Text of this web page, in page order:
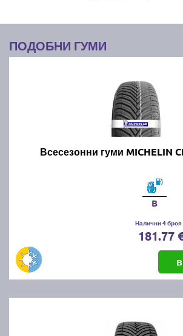
ПОДОБНИ ГУМИ
Всесезонни гуми MICHELIN
B
Налични 4 броя
181.77